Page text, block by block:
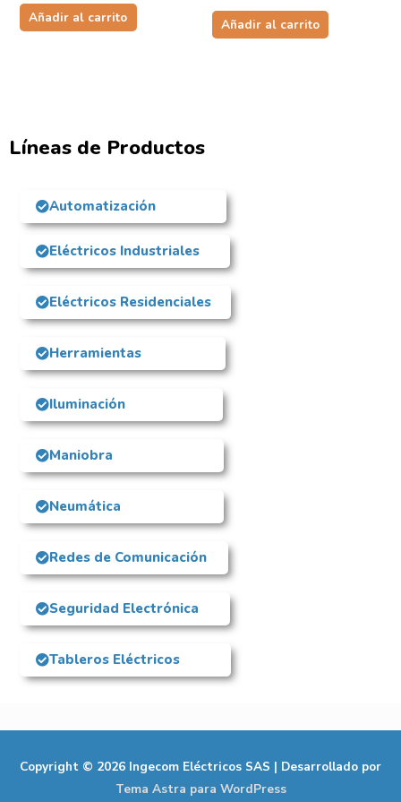
Añadir al carrito Añadir al carrito
Líneas de Productos
Automatización
Eléctricos Industriales
Eléctricos Residenciales
Herramientas
Iluminación
Maniobra
Neumática
Redes de Comunicación
Seguridad Electrónica
Tableros Eléctricos
Copyright © 2026 Ingecom Eléctricos SAS | Desarrollado por
Tema Astra para WordPress